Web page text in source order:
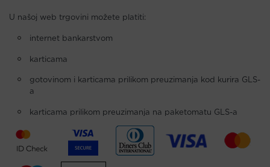
U našoj web trgovini možete platiti:
internet bankarstvom
karticama
gotovinom i karticama prilikom preuzimanja kod kurira GLS-
a
karticama prilikom preuzimanja na paketomatu GLS-a